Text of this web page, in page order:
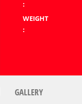
:
WEIGHT
:
GALLERY